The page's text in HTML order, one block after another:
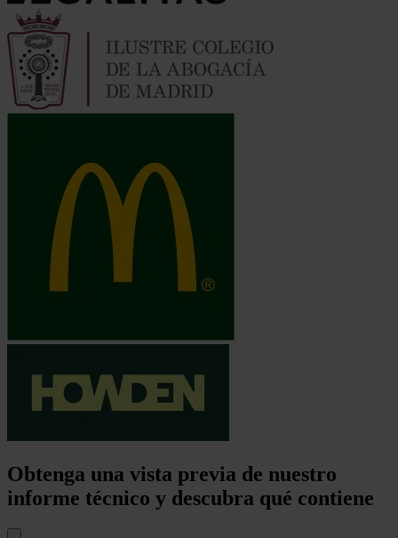
Obtenga una vista previa de nuestro
informe técnico y descubra qué contiene